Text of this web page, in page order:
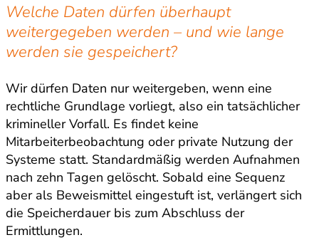
Welche Daten dürfen überhaupt
weitergegeben werden – und wie lange
werden sie gespeichert?
Wir dürfen Daten nur weitergeben, wenn eine
rechtliche Grundlage vorliegt, also ein tatsächlicher
krimineller Vorfall. Es findet keine
Mitarbeiterbeobachtung oder private Nutzung der
Systeme statt. Standardmäßig werden Aufnahmen
nach zehn Tagen gelöscht. Sobald eine Sequenz
aber als Beweismittel eingestuft ist, verlängert sich
die Speicherdauer bis zum Abschluss der
Ermittlungen.